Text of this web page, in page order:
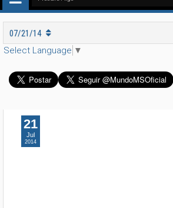
07/21/14
Select Language ▼
21
Jul
2014